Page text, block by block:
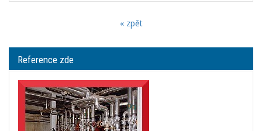
« zpět
Reference zde